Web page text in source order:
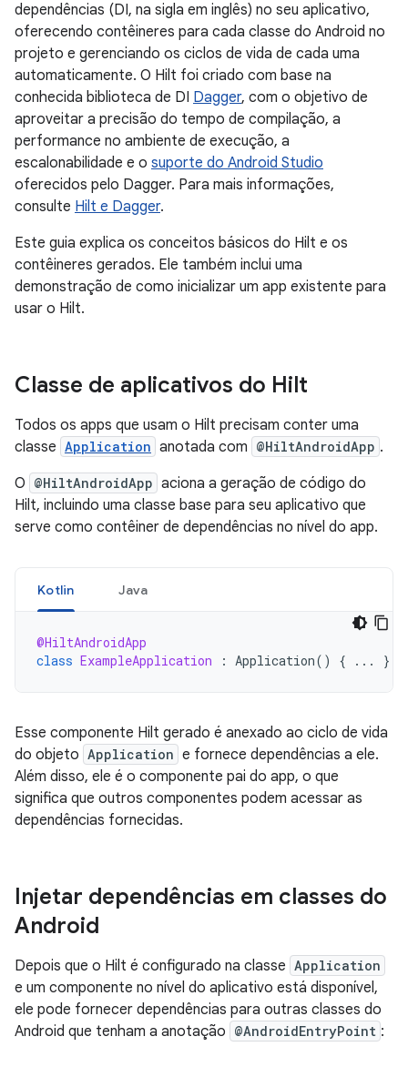
dependências (DI, na sigla em inglês) no seu aplicativo,
oferecendo contêineres para cada classe do Android no
projeto e gerenciando os ciclos de vida de cada uma
automaticamente. O Hilt foi criado com base na
conhecida biblioteca de DI Dagger, com o objetivo de
aproveitar a precisão do tempo de compilação, a
performance no ambiente de execução, a
escalonabilidade e o suporte do Android Studio
oferecidos pelo Dagger. Para mais informações,
consulte Hilt e Dagger.
Este guia explica os conceitos básicos do Hilt e os
contêineres gerados. Ele também inclui uma
demonstração de como inicializar um app existente para
usar o Hilt.
Classe de aplicativos do Hilt
Todos os apps que usam o Hilt precisam conter uma
classe Application anotada com @HiltAndroidApp .
O @HiltAndroidApp aciona a geração de código do
Hilt, incluindo uma classe base para seu aplicativo que
serve como contêiner de dependências no nível do app.
Kotlin Java
@HiltAndroidApp
class ExampleApplication : Application() { ... }
Esse componente Hilt gerado é anexado ao ciclo de vida
do objeto Application e fornece dependências a ele.
Além disso, ele é o componente pai do app, o que
significa que outros componentes podem acessar as
dependências fornecidas.
Injetar dependências em classes do
Android
Depois que o Hilt é configurado na classe Application
e um componente no nível do aplicativo está disponível,
ele pode fornecer dependências para outras classes do
Android que tenham a anotação @AndroidEntryPoint :